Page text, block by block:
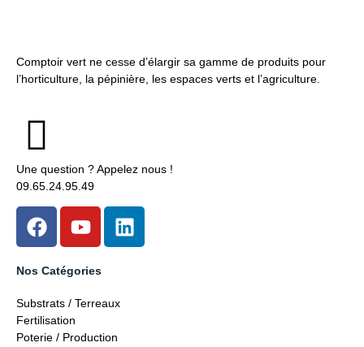
Comptoir vert ne cesse d’élargir sa gamme de produits pour
l’horticulture, la pépinière, les espaces verts et l’agriculture.
Une question ? Appelez nous !
09.65.24.95.49
Nos Catégories
Substrats / Terreaux
Fertilisation
Poterie / Production